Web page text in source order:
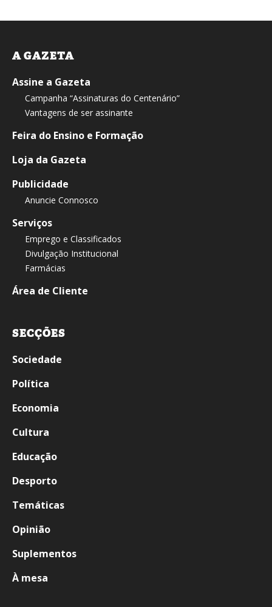
A GAZETA
Assine a Gazeta
Campanha “Assinaturas do Centenário”
Vantagens de ser assinante
Feira do Ensino e Formação
Loja da Gazeta
Publicidade
Anuncie Connosco
Serviços
Emprego e Classificados
Divulgação Institucional
Farmácias
Área de Cliente
SECÇÕES
Sociedade
Política
Economia
Cultura
Educação
Desporto
Temáticas
Opinião
Suplementos
À mesa